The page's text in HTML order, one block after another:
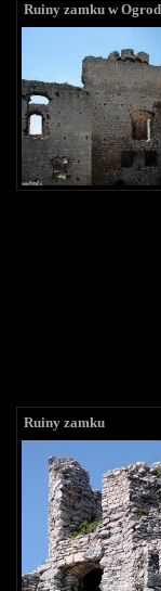
Ruiny zamku w
Ruiny zamku